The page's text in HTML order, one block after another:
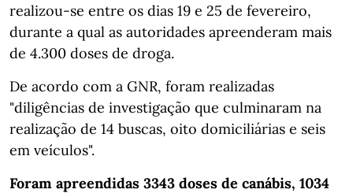
realizou-se entre os dias 19 e 25 de fevereiro,
durante a qual as autoridades apreenderam mais
de 4.300 doses de droga.
De acordo com a GNR, foram realizadas
"diligências de investigação que culminaram na
realização de 14 buscas, oito domiciliárias e seis
em veículos".
Foram apreendidas 3343 doses de canábis, 1034